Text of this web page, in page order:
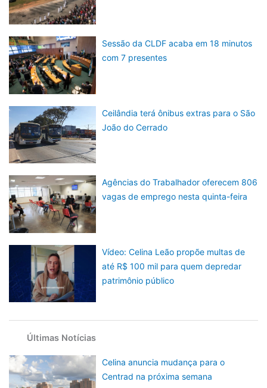
Sessão da CLDF acaba em 18 minutos
com 7 presentes
Ceilândia terá ônibus extras para o São
João do Cerrado
Agências do Trabalhador oferecem 806
vagas de emprego nesta quinta-feira
Vídeo: Celina Leão propõe multas de
até R$ 100 mil para quem depredar
patrimônio público
Últimas Notícias
Celina anuncia mudança para o
Centrad na próxima semana